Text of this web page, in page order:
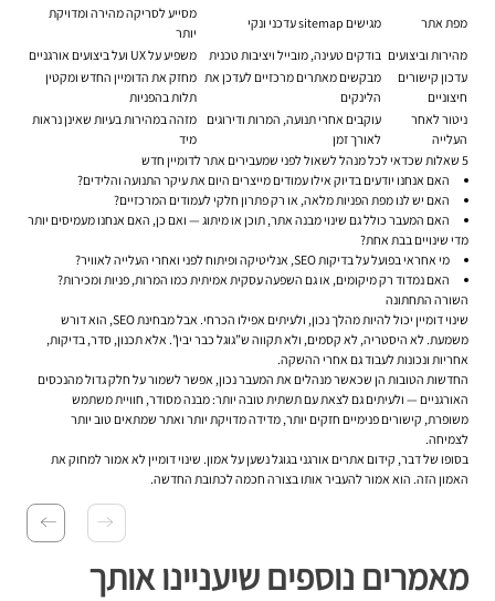
מפת אתר
מגישים sitemap עדכני ונקי
מסייע לסריקה מהירה ומדויקת
יותר
מהירות וביצועים בודקים טעינה, מובייל ויציבות טכנית
משפיע על UX ועל ביצועים אורגניים
עדכון קישורים
חיצוניים
מבקשים מאתרים מרכזיים לעדכן את
הלינקים
מחזק את הדומיין החדש ומקטין
תלות בהפניות
ניטור לאחר
העלייה
עוקבים אחרי תנועה, המרות ודירוגים
לאורך זמן
מזהה במהירות בעיות שאינן נראות
מיד
5 שאלות שכדאי לכל מנהל לשאול לפני שמעבירים אתר לדומיין חדש
האם אנחנו יודעים בדיוק אילו עמודים מייצרים היום את עיקר התנועה והלידים?
האם יש לנו מפת הפניות מלאה, או רק פתרון חלקי לעמודים המרכזיים?
האם המעבר כולל גם שינוי מבנה אתר, תוכן או מיתוג — ואם כן, האם אנחנו מעמיסים יותר
מדי שינויים בבת אחת?
מי אחראי בפועל על בדיקות SEO, אנליטיקה ופיתוח לפני ואחרי העלייה לאוויר?
האם נמדוד רק מיקומים, או גם השפעה עסקית אמיתית כמו המרות, פניות ומכירות?
השורה התחתונה
שינוי דומיין יכול להיות מהלך נכון, ולעיתים אפילו הכרחי. אבל מבחינת SEO, הוא דורש
משמעת. לא היסטריה, לא קסמים, ולא תקווה ש”גוגל כבר יבין”. אלא תכנון, סדר, בדיקות,
אחריות ונכונות לעבוד גם אחרי ההשקה.
החדשות הטובות הן שכאשר מנהלים את המעבר נכון, אפשר לשמור על חלק גדול מהנכסים
האורגניים — ולעיתים גם לצאת עם תשתית טובה יותר: מבנה מסודר, חוויית משתמש
משופרת, קישורים פנימיים חזקים יותר, מדידה מדויקת יותר ואתר שמתאים טוב יותר
לצמיחה.
בסופו של דבר, קידום אתרים אורגני בגוגל נשען על אמון. שינוי דומיין לא אמור למחוק את
האמון הזה. הוא אמור להעביר אותו בצורה חכמה לכתובת החדשה.
מאמרים נוספים שיעניינו אותך